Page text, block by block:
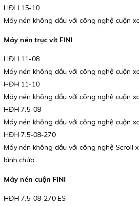
HĐH 15-10
Máy nén không dầu với công nghệ cuộn
Máy nén trục vít FINI
HĐH 11-08
Máy nén không dầu với công nghệ cuộn
HĐH 11-10
Máy nén không dầu với công nghệ cuộn
HĐH 7.5-08
Máy nén không dầu với công nghệ cuộn
HĐH 7.5-08-270
Máy nén không dầu với công nghệ Scroll
bình chứa.
Máy nén cuộn FINI
HĐH 7.5-08-270 ES